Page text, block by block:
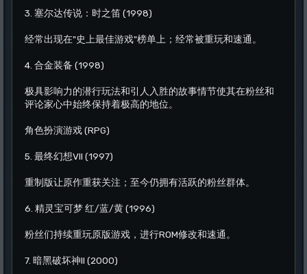
3. 塞尔达传说：时之笛 (1998)
经常出现在"史上最佳游戏"榜单上；经常被重玩和速通。
4. 合金装备 (1998)
极具影响力的潜行玩法和引人入胜的故事情节使其在粉丝和
评论家心中始终保持着极高的地位。
角色扮演游戏 (RPG)
5. 最终幻想VII (1997)
重制版让原作重获关注；至今仍拥有活跃的粉丝群体。
6. 精灵宝可梦 红/蓝/黄 (1996)
粉丝们持续重玩原版游戏，进行ROM修改和速通。
7. 暗黑破坏神II (2000)